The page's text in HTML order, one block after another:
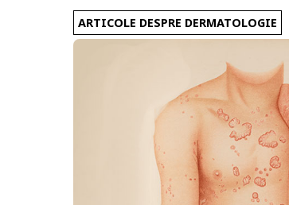
ARTICOLE DESPRE DERMATOLOGIE